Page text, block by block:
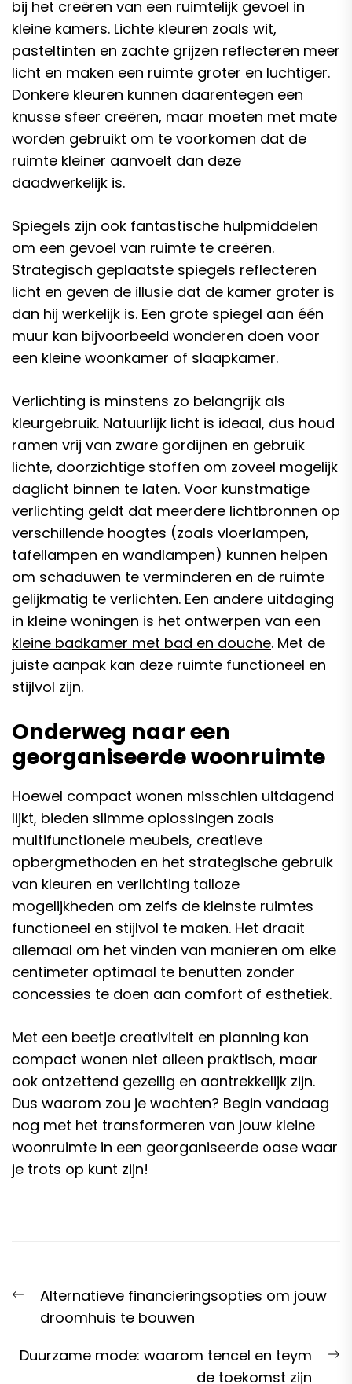
bij het creëren van een ruimtelijk gevoel in
kleine kamers. Lichte kleuren zoals wit,
pasteltinten en zachte grijzen reflecteren meer
licht en maken een ruimte groter en luchtiger.
Donkere kleuren kunnen daarentegen een
knusse sfeer creëren, maar moeten met mate
worden gebruikt om te voorkomen dat de
ruimte kleiner aanvoelt dan deze
daadwerkelijk is.
Spiegels zijn ook fantastische hulpmiddelen
om een gevoel van ruimte te creëren.
Strategisch geplaatste spiegels reflecteren
licht en geven de illusie dat de kamer groter is
dan hij werkelijk is. Een grote spiegel aan één
muur kan bijvoorbeeld wonderen doen voor
een kleine woonkamer of slaapkamer.
Verlichting is minstens zo belangrijk als
kleurgebruik. Natuurlijk licht is ideaal, dus houd
ramen vrij van zware gordijnen en gebruik
lichte, doorzichtige stoffen om zoveel mogelijk
daglicht binnen te laten. Voor kunstmatige
verlichting geldt dat meerdere lichtbronnen op
verschillende hoogtes (zoals vloerlampen,
tafellampen en wandlampen) kunnen helpen
om schaduwen te verminderen en de ruimte
gelijkmatig te verlichten. Een andere uitdaging
in kleine woningen is het ontwerpen van een
kleine badkamer met bad en douche. Met de
juiste aanpak kan deze ruimte functioneel en
stijlvol zijn.
Onderweg naar een
georganiseerde woonruimte
Hoewel compact wonen misschien uitdagend
lijkt, bieden slimme oplossingen zoals
multifunctionele meubels, creatieve
opbergmethoden en het strategische gebruik
van kleuren en verlichting talloze
mogelijkheden om zelfs de kleinste ruimtes
functioneel en stijlvol te maken. Het draait
allemaal om het vinden van manieren om elke
centimeter optimaal te benutten zonder
concessies te doen aan comfort of esthetiek.
Met een beetje creativiteit en planning kan
compact wonen niet alleen praktisch, maar
ook ontzettend gezellig en aantrekkelijk zijn.
Dus waarom zou je wachten? Begin vandaag
nog met het transformeren van jouw kleine
woonruimte in een georganiseerde oase waar
je trots op kunt zijn!
navigation
Previous
post:
Alternatieve financieringsopties om jouw
droomhuis te bouwen
Duurzame mode: waarom tencel en teym
de toekomst zijn